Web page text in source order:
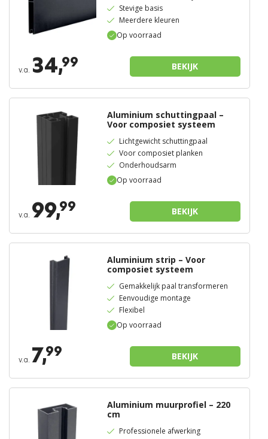
Op voorraad
Stevige basis
Meerdere kleuren
v.a. 34,99 BEKIJK
Op voorraad
Aluminium schuttingpaal –
Voor composiet systeem
Lichtgewicht schuttingpaal
Voor composiet planken
Onderhoudsarm
v.a. 99,99 BEKIJK
Op voorraad
Aluminium strip – Voor
composiet systeem
Gemakkelijk paal transformeren
Eenvoudige montage
Flexibel
v.a. 7,99 BEKIJK
Aluminium muurprofiel – 220
cm
Professionele afwerking